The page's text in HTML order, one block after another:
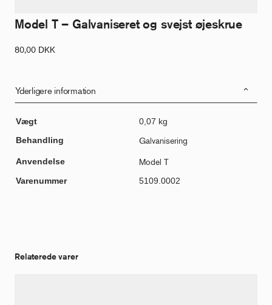
Model T – Galvaniseret og svejst øjeskrue
80,00 DKK
Yderligere information
Vægt
0,07 kg
Behandling
Galvanisering
Anvendelse Model T
Varenummer 5109.0002
Relaterede varer